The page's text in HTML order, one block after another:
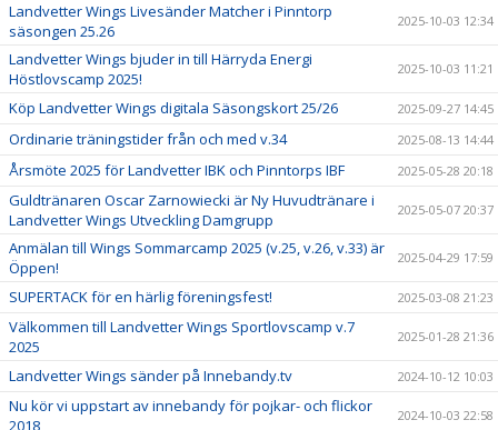
Landvetter Wings Livesänder Matcher i Pinntorp
säsongen 25.26
2025-10-03 12:34
Landvetter Wings bjuder in till Härryda Energi
Höstlovscamp 2025!
2025-10-03 11:21
Köp Landvetter Wings digitala Säsongskort 25/26 2025-09-27 14:45
Ordinarie träningstider från och med v.34 2025-08-13 14:44
Årsmöte 2025 för Landvetter IBK och Pinntorps IBF 2025-05-28 20:18
Guldtränaren Oscar Zarnowiecki är Ny Huvudtränare i
Landvetter Wings Utveckling Damgrupp
2025-05-07 20:37
Anmälan till Wings Sommarcamp 2025 (v.25, v.26, v.33) är
Öppen!
2025-04-29 17:59
SUPERTACK för en härlig föreningsfest! 2025-03-08 21:23
Välkommen till Landvetter Wings Sportlovscamp v.7
2025
2025-01-28 21:36
Landvetter Wings sänder på Innebandy.tv 2024-10-12 10:03
Nu kör vi uppstart av innebandy för pojkar- och flickor
2018
2024-10-03 22:58